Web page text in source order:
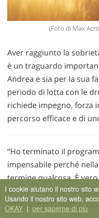
(Foto di Max
Aver raggiunto la
è un traguardo
Andrea e sia per la sua
periodo di lotta con le
richiede impegno, forza
percorso efficace e di
“Ho terminato il
impensabile perché
termine qualcosa. È
breve, ma non credevo
difficile, ma ci sono
I cookie aiutano il nostro sito
Usando il nostro sito web,
OKAY | per saperne di più